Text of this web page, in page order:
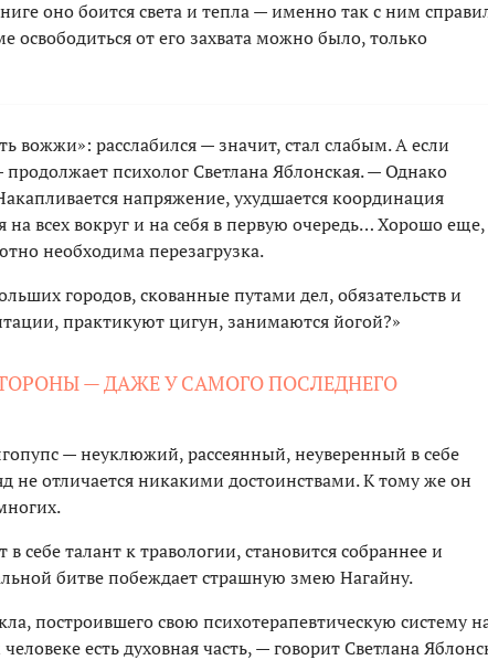
оно боится света и тепла — именно так с ним
освободиться от его захвата можно было, только
вожжи»: расслабился — значит, стал слабым. А если
психолог Светлана Яблонская. — Однако
напряжение, ухудшается координация
всех вокруг и на себя в первую очередь… Хорошо еще,
необходима перезагрузка.
городов, скованные путами дел, обязательств и
практикуют цигун, занимаются йогой?»
— ДАЖЕ У САМОГО ПОСЛЕДНЕГО
— неуклюжий, рассеянный, неуверенный в себе
не отличается никакими достоинствами. К тому же он
себе талант к травологии, становится собраннее и
битве побеждает страшную змею Нагайну.
построившего свою психотерапевтическую систему
есть духовная часть, — говорит Светлана